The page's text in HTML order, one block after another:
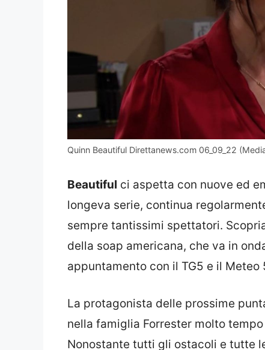
Quinn Beautiful Direttanews.com 06_09_22
Beautiful ci aspetta con nuove ed
longeva serie, continua
sempre tantissimi spettatori.
della soap americana, che va in
appuntamento con il TG5 e il Meteo
La protagonista delle prossime
nella famiglia Forrester molto
Nonostante tutti gli ostacoli e tutte